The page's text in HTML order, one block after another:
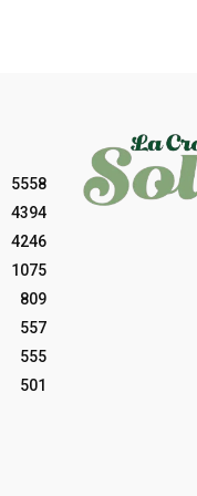
5558
4394
4246
1075
809
557
555
501